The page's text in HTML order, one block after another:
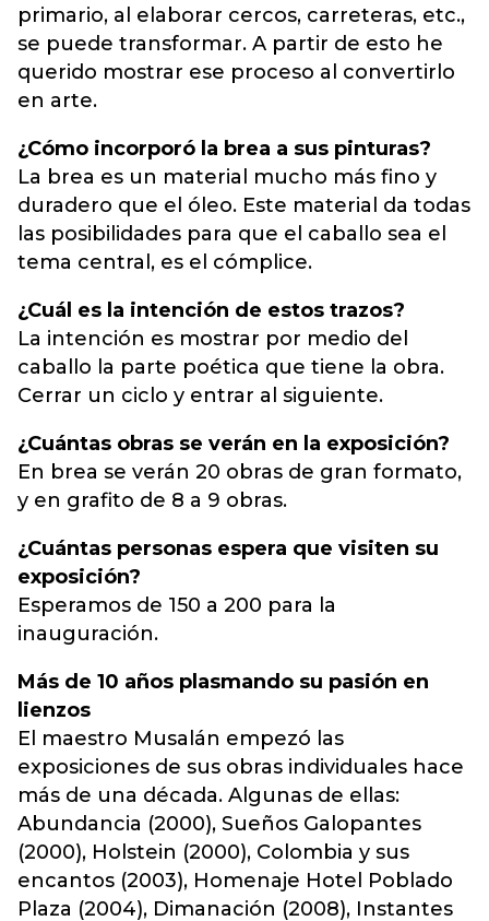
primario, al elaborar cercos, carreteras, etc.,
se puede transformar. A partir de esto he
querido mostrar ese proceso al convertirlo
en arte.
¿Cómo incorporó la brea a sus pinturas?
La brea es un material mucho más fino y
duradero que el óleo. Este material da todas
las posibilidades para que el caballo sea el
tema central, es el cómplice.
¿Cuál es la intención de estos trazos?
La intención es mostrar por medio del
caballo la parte poética que tiene la obra.
Cerrar un ciclo y entrar al siguiente.
¿Cuántas obras se verán en la exposición?
En brea se verán 20 obras de gran formato,
y en grafito de 8 a 9 obras.
¿Cuántas personas espera que visiten su
exposición?
Esperamos de 150 a 200 para la
inauguración.
Más de 10 años plasmando su pasión en
lienzos
El maestro Musalán empezó las
exposiciones de sus obras individuales hace
más de una década. Algunas de ellas:
Abundancia (2000), Sueños Galopantes
(2000), Holstein (2000), Colombia y sus
encantos (2003), Homenaje Hotel Poblado
Plaza (2004), Dimanación (2008), Instantes